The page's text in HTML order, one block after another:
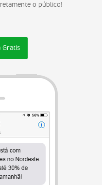
o público!
Gratis